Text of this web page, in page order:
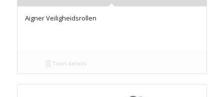
Aigner Veiligheidsrollen
Toon details